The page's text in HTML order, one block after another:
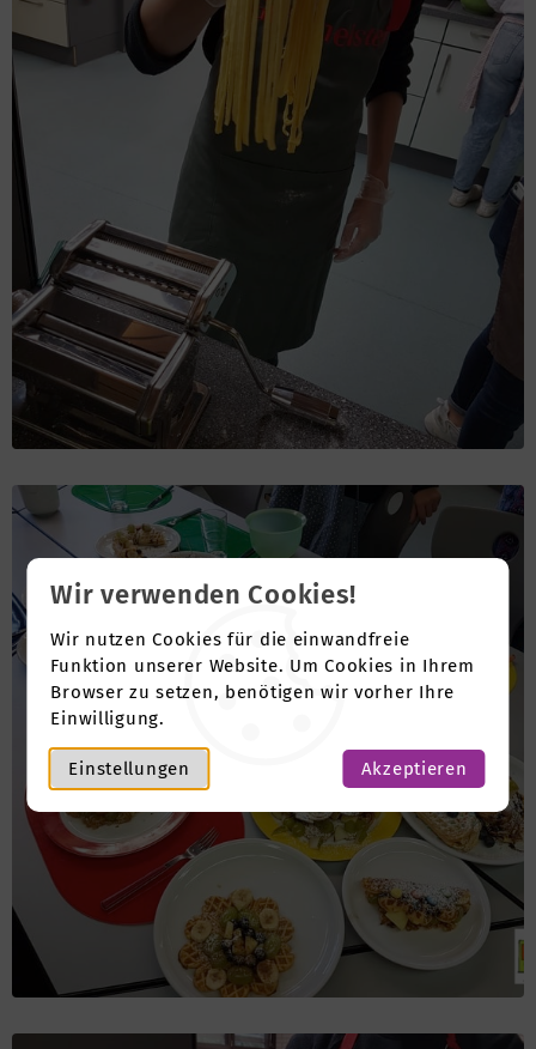
Wir verwenden Cookies!
Wir nutzen Cookies für die einwandfreie
Funktion unserer Website. Um Cookies in Ihrem
Browser zu setzen, benötigen wir vorher Ihre
Einwilligung.
Einstellungen Akzeptieren